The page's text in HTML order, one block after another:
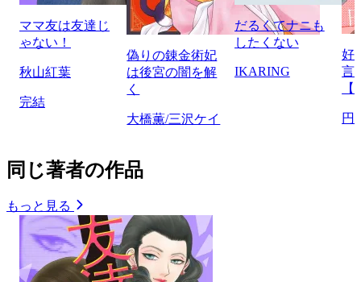
ママ友は友達じ
ゃない！
秋山紅葉
完結
偽りの錬金術妃
は後宮の闇を解
く
大橋薫/三沢ケイ
だるくてナニも
したくない
IKARING
好
言
円
同じ著者の作品
もっと見る